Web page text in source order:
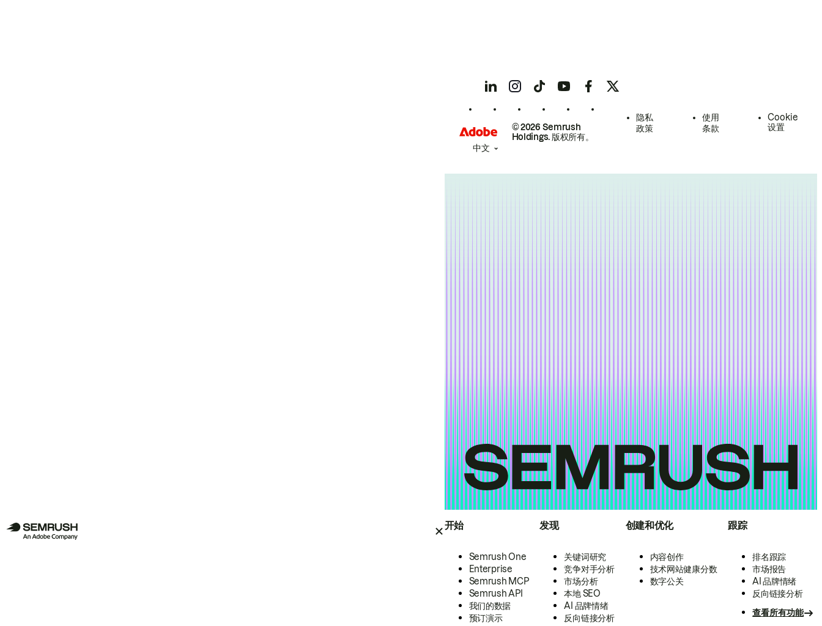
开始
Semrush One
Enterprise
Semrush MCP
Semrush API
我们的数据
预订演示
发现
关键词研究
竞争对手分析
市场分析
本地 SEO
AI 品牌情绪
反向链接分析
创建和优化
内容创作
技术网站健康分数
数字公关
跟踪
排名跟踪
市场报告
AI 品牌情绪
反向链接分析
查看所有功能
© 2026 Semrush
Holdings. 版权所有。
隐私
政策
使用
条款
Cookie
设置
中文